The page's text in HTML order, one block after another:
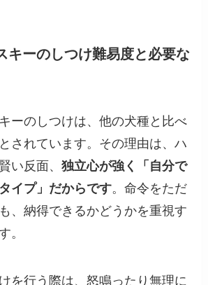
キーのしつけ難易度と必要な
ーのしつけは、他の犬種と比べ
されています。その理由は、ハ
い反面、独立心が強く「自分で
イプ」だからです。命令をただ
、納得できるかどうかを重視す
。
を行う際は、怒鳴ったり無理に